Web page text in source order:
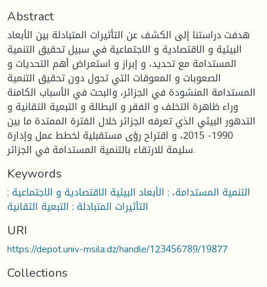
Abstract
هدفت دراستنا إلى الكشف عن التأثيرات المتبادلة بين الأبعاد
البيئية و الاقتصادية و الاجتماعية في سبيل تحقيق التنمية
المستدامة مع تحديد، و إبراز و استعراض أهم التحديات و
الصعوبات و المعوقات التي تحول دون تحقيق التنمية
المستدامة المنشودة في الجزائر، والبحث في الأسباب الكامنة
وراء ظاهرة التخلف و الفقر و البطالة و التبعية التقانية و
التدهور البيئي الذي تعرفه الجزائر خلال الفترة الممتدة ما بين
1990- 2015، و اقتراح رؤى مستقبلية لخطط عمل وإدارة
سليمة للارتقاء بالتنمية المستدامة في الجزائر.
Keywords
التنمية المستدامة، ; الأبعاد البيئية الاقتصادية و الاجتماعية ;
التأثيرات المتبادلة ; التبعية التقانية
URI
https://depot.univ-msila.dz/handle/123456789/19877
Collections